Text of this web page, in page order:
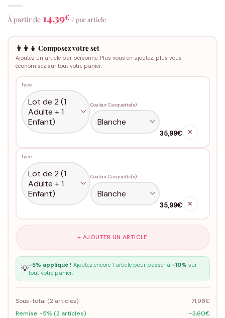
À partir de 14,39€ / par article
👨‍👩‍👧 Composez votre set
Ajoutez un article par personne. Plus vous en ajoutez, plus vous
économisez sur tout votre panier.
Type
Couleur Casquette(s)
35,99€ ✕
Type
Couleur Casquette(s)
35,99€ ✕
+ AJOUTER UN ARTICLE
💡-5% appliqué ! Ajoutez encore 1 article pour passer à -10% sur
tout votre panier.
Sous-total (2articles)
71,98€
Remise -5% (2 articles)
-3,60€